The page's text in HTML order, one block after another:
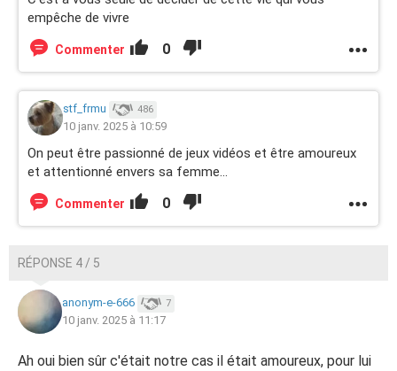
empêche de vivre
Commenter 0
stf_frmu 486
10 janv. 2025 à 10:59
On peut être passionné de jeux vidéos et être amoureux
et attentionné envers sa femme...
Commenter 0
RÉPONSE 4 / 5
anonym-e-666 7
10 janv. 2025 à 11:17
Ah oui bien sûr c'était notre cas il était amoureux, pour lui